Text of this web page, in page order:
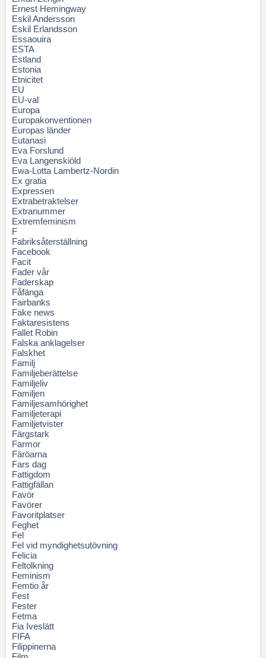
Ernest Hemingway
Eskil Andersson
Eskil Erlandsson
Essaouira
ESTA
Estland
Estonia
Etnicitet
EU
EU-val
Europa
Europakonventionen
Europas länder
Eutanasi
Eva Forslund
Eva Langenskiöld
Ewa-Lotta Lambertz-Nordin
Ex gratia
Expressen
Extrabetraktelser
Extranummer
Extremfeminism
F
Fabriksåterställning
Facebook
Facit
Fader vår
Faderskap
Fåfänga
Fairbanks
Fake news
Faktaresistens
Fallet Robin
Falska anklagelser
Falskhet
Familj
Familjeberättelse
Familjeliv
Familjen
Familjesamhörighet
Familjeterapi
Familjetvister
Färgstark
Farmor
Färöarna
Fars dag
Fattigdom
Fattigfällan
Favör
Favörer
Favoritplatser
Feghet
Fel
Fel vid myndighetsutövning
Felicia
Feltolkning
Feminism
Femtio år
Fest
Fester
Fetma
Fia Iveslätt
FIFA
Filippinerna